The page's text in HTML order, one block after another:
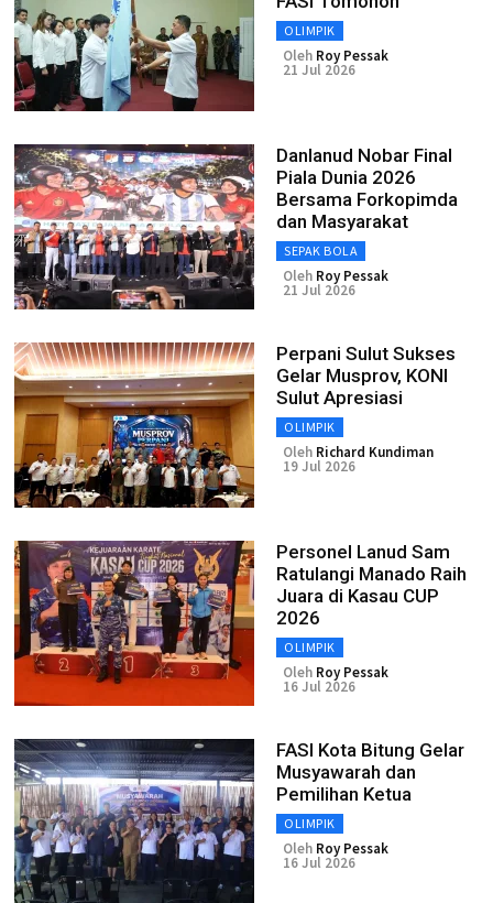
OLIMPIK
Oleh Roy Pessak
21 Jul 2026
Danlanud Nobar Final
Piala Dunia 2026
Bersama Forkopimda
dan Masyarakat
SEPAK BOLA
Oleh Roy Pessak
21 Jul 2026
Perpani Sulut Sukses
Gelar Musprov, KONI
Sulut Apresiasi
OLIMPIK
Oleh Richard Kundiman
19 Jul 2026
Personel Lanud Sam
Ratulangi Manado Raih
Juara di Kasau CUP
2026
OLIMPIK
Oleh Roy Pessak
16 Jul 2026
FASI Kota Bitung Gelar
Musyawarah dan
Pemilihan Ketua
OLIMPIK
Oleh Roy Pessak
16 Jul 2026